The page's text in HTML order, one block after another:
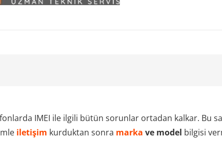
IMEI ile ilgili bütün sorunlar ortadan kalkar. Bu
iletişim kurduktan sonra marka ve model bilgisi